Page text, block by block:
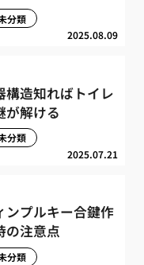
2025.08.09
分類
構造知ればトイレ
が解ける
2025.07.21
分類
ンプルキー合鍵作
の注意点
分類